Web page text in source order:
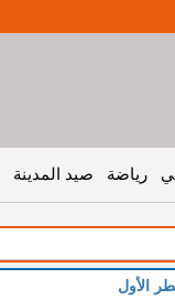
رياضة صيد المدينة